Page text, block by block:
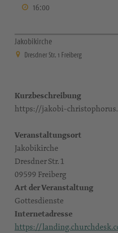
16:00
Jakobikirche
Dresdner Str. 1 Freiberg
Kurzbeschreibung
https://jakobi-
Veranstaltungsort
Jakobikirche
Dresdner Str. 1
09599 Freiberg
Art der Veranstaltung
Gottesdienste
Internetadresse
https://